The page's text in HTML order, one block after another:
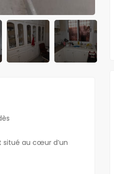
situé au cœur d’un
bien correspondant à votre
n'a été trouvé.